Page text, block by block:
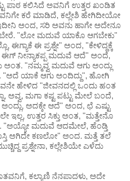
ಪಾಠ ಕಲಿಸಿದೆ ಅವನಿಗೆ ಉತ್ತರ ಖಂಡಿತ
ಕರೆ ಮಾಡಿದೆ, ಕಲ್ಲೇಶಿ ಹೇಗಿದೀಯೋ
ಇದೀನಿ ಅಂದ, ಸರಿ ಅವನು ಹಾಗೇ ಅದೇನೂ
ಬೇರೆ. "ಲೋ ಮದುವೆ ಯಾಕೊ ಆಗಬೇಕು"
ಈ ಪ್ರಶ್ನೇ" ಅಂದ, "ಕೇಳಿದ್ದಕ್ಕೆ
ಈಗ್ ನೀನ್ಯಾಕಪ್ಪ ಮದುವೆ ಆದೆ" ಅಂದೆ,
ಅಂತ. "ನಮ್ಮವ್ವ ಮದುವೆ ಆಗು ಅಂದ್ಲು
ಯಾಕೆ ಆಗು ಅಂದಿದ್ದು", ಹೋಗಿ
ಅವನೇ ಹೇಳಿದ "ಜೀವನದಲ್ಲಿ ಒಂದು ಹಂತ
ಅವ್ವ, ಮಗಾ ಕಷ್ಟ ಪಟ್ಟು ಮೇಲೆ ಬಂದೆ,
ಅದಕ್ಕೇ ಆದೆ" ಅಂದ, ಛೆ ಎಷ್ಟು
ಇಲ್ಲ, ಉತ್ತರ ಸಿಕ್ತು ಅಂತ, "ಮತ್ತೇನೊ
"ಅಯ್ಯೋ ಮದುವೆ ಆದಮೇಲೆ, ಹೆಂಡ್ತಿ
ಅಗಿದೇ ಕಣಲೋ" ಅಂದ. ಮತ್ತೆ ತಲೆ
ಪ್ರಶ್ನೇನಾ, ಕಲ್ಲೇಶಿಯೇ ಎಳೆದು
ಕಲ್ಯಾಣಿ ನೆನಪಾದಳು, ಅದೇ